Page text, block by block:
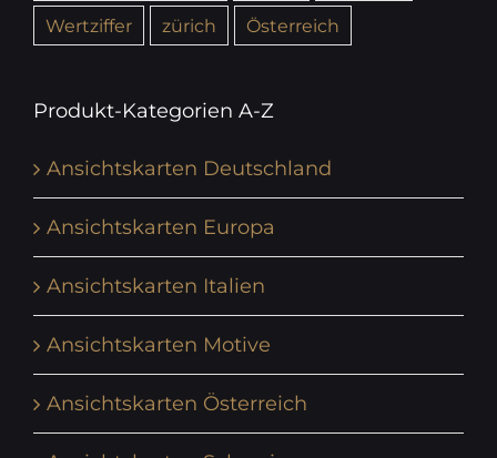
Wertziffer
zürich Österreich
Produkt-Kategorien A-Z
Ansichtskarten Deutschland
Ansichtskarten Europa
Ansichtskarten Italien
Ansichtskarten Motive
Ansichtskarten Österreich